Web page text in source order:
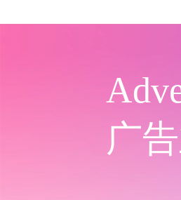
广